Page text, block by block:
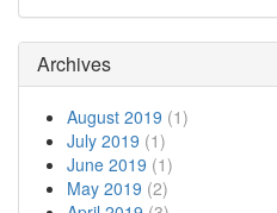
Archives
August 2019 (1)
July 2019 (1)
June 2019 (1)
May 2019 (2)